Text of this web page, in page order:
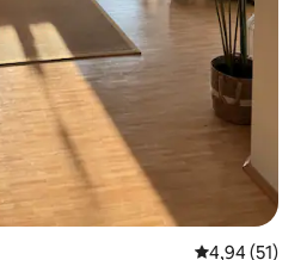
4,94 de uma
4,94 (51)